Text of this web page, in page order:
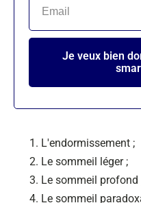
Je veux bien
L'endormissement ;
Le sommeil léger ;
Le sommeil profond
Le sommeil